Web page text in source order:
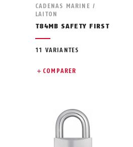
CADENAS MARINE /
LAITON
T84MB SAFETY FIRST
11 VARIANTES
COMPARER